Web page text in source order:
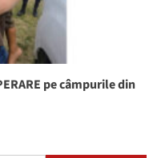
pe câmpurile din